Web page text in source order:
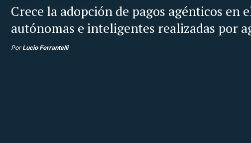
Crece la adopción de pagos agénticos
autónomas e inteligentes realizadas por
Por Lucio Ferrantelli